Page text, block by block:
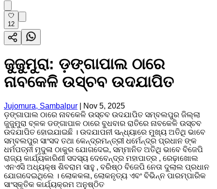
12
ଜୁଜୁମୁରା: ଡ଼ଙ୍ଗାପାଲ ଠାରେ
ନାବକେଳି ଉସ୍ଚବ ଉଦଯାପିତ
Jujomura, Sambalpur
Nov 5, 2025
ଡ଼ଙ୍ଗାପାଲ ଠାରେ ନାବକେଳି ଉସ୍ଚବ ଉଦଯାପିତ ସମ୍ବଲପୁର ଜିଲ୍ଲା
ଜୁଜୁମୁରା ବ୍ଳକ ଡଙ୍ଗାପାଳ ଠାରେ ବୁଧବାର ରାତିରେ ନାବକେଳି ଉସ୍ଚବ
ଉଦଯାପିତ ହୋଇଯାଇଛି । ଉଦଯାପନୀ ସନ୍ଧ୍ୟାରେ ମୁଖ୍ୟ ଅତିଥି ଭାବେ
ସମ୍ବଲପୁର ସାଂସଦ ତଥା କେନ୍ଦ୍ରମନ୍ତ୍ରୀ ଧର୍ମେନ୍ଦ୍ର ପ୍ରଧାନ ଙ୍କ
ଧର୍ମପତ୍ନୀ ମୃଦୁଳା ଠାକୁର ଯୋଗଦେଇ, ସମ୍ମାନିତ ଅତିଥି ଭାବେ ବିଜେପି
ରାଜ୍ୟ କାର୍ଯ୍ୟକାରିଣୀ ସଦସ୍ୟ ଦେବେନ୍ଦ୍ର ମହାପାତ୍ର , ରେଢ଼ାଖୋଲ
ଏନ‌ଏସି ଅଧ୍ୟକ୍ଷ ଶିବରାମ ସାହୁ , ବରିଷ୍ଠ ବିଜେପି ନେତା ଦୁଲାଲ ପ୍ରଧାନ
ଯୋଗଦେଇଥିଲେ ।‌ ଲୋକକଳା, ଲୋକନୃତ୍ୟ ଏବଂ ବିଭିନ୍ନ ପାରମ୍ପାରିକ
ସାଂସ୍କୃତିକ କାର୍ଯ୍ୟକ୍ରମ ଅନୁଷ୍ଠିତ